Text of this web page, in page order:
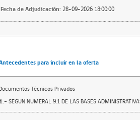
Fecha de Adjudicación: 28-09-2026 18:00:00
para incluir en la oferta
Técnicos Privados
1.- SEGUN NUMERAL 9.1 DE LAS BASES